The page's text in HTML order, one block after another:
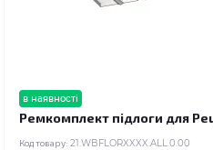
в наявності
Ремкомплект підлоги для
Код товару: 21.WBFLORXXXX.ALL.0.00